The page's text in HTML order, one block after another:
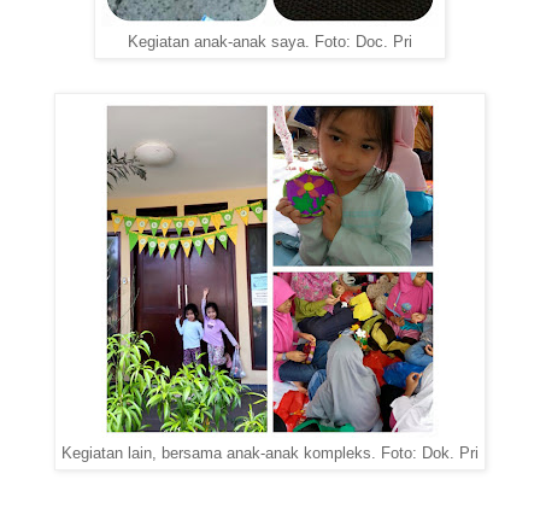
Kegiatan anak-anak saya. Foto: Doc. Pri
Kegiatan lain, bersama anak-anak kompleks. Foto: Dok. Pri